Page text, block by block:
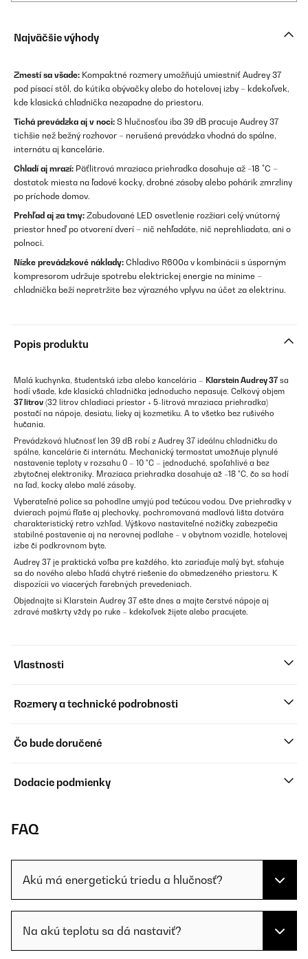
Najväčšie výhody
Zmestí sa všade: Kompaktné rozmery umožňujú umiestniť Audrey 37
pod písací stôl, do kútika obývačky alebo do hotelovej izby – kdekoľvek,
kde klasická chladnička nezapadne do priestoru.
Tichá prevádzka aj v noci: S hlučnosťou iba 39 dB pracuje Audrey 37
tichšie než bežný rozhovor – nerušená prevádzka vhodná do spálne,
internátu aj kancelárie.
Chladí aj mrazí: Päťlitrová mraziaca priehradka dosahuje až −18 °C –
dostatok miesta na ľadové kocky, drobné zásoby alebo pohárik zmrzliny
po príchode domov.
Prehľad aj za tmy: Zabudované LED osvetlenie rozžiari celý vnútorný
priestor hneď po otvorení dverí – nič nehľadáte, nič neprehliadata, ani o
polnoci.
Nízke prevádzkové náklady: Chladivo R600a v kombinácii s úsporným
kompresorom udržuje spotrebu elektrickej energie na minime –
chladnička beží nepretržite bez výrazného vplyvu na účet za elektrinu.
Popis produktu
Malá kuchynka, študentská izba alebo kancelária – Klarstein Audrey 37 sa
hodí všade, kde klasická chladnička jednoducho nepasuje. Celkový objem
37 litrov (32 litrov chladiaci priestor + 5-litrová mraziaca priehradka)
postačí na nápoje, desiatu, lieky aj kozmetiku. A to všetko bez rušivého
hučania.
Prevádzková hlučnosť len 39 dB robí z Audrey 37 ideálnu chladničku do
spálne, kancelárie či internátu. Mechanický termostat umožňuje plynulé
nastavenie teploty v rozsahu 0 – 10 °C – jednoduché, spoľahlivé a bez
zbytočnej elektroniky. Mraziaca priehradka dosahuje až −18 °C, čo sa hodí
na ľad, kocky alebo malé zásoby.
Vyberateľné police sa pohodlne umyjú pod tečúcou vodou. Dve priehradky v
dvierach pojmú fľaše aj plechovky, pochromovaná madlová lišta dotvára
charakteristický retro vzhľad. Výškovo nastaviteľné nožičky zabezpečia
stabilné postavenie aj na nerovnej podlahe – v obytnom vozidle, hotelovej
izbe či podkrovnom byte.
Audrey 37 je praktická voľba pre každého, kto zariaďuje malý byt, sťahuje
sa do nového alebo hľadá chytré riešenie do obmedzeného priestoru. K
dispozícii vo viacerých farebných prevedeniach.
Objednajte si Klarstein Audrey 37 ešte dnes a majte čerstvé nápoje aj
zdravé maškrty vždy po ruke – kdekoľvek žijete alebo pracujete.
Vlastnosti
Rozmery a technické podrobnosti
Čo bude doručené
Dodacie podmienky
FAQ
Akú má energetickú triedu a hlučnosť?
Na akú teplotu sa dá nastaviť?